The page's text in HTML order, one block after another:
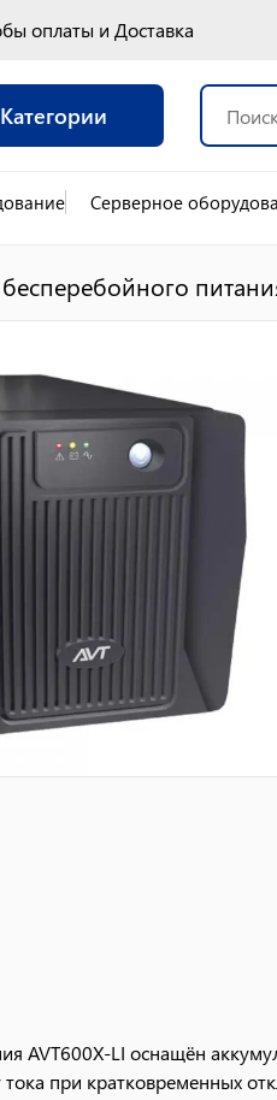
оплаты и Доставка
Категории
Серверное
AVT600X-LI оснащён
тока при кратковременных